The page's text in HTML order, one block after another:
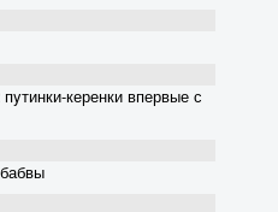
керенки впервые с